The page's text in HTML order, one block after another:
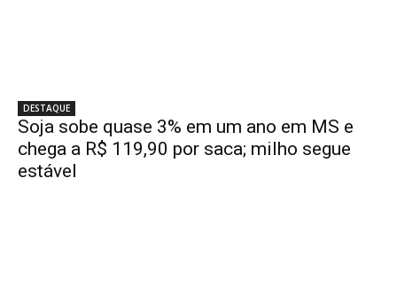
DESTAQUE
Soja sobe quase 3% em um ano em MS e
chega a R$ 119,90 por saca; milho segue
estável